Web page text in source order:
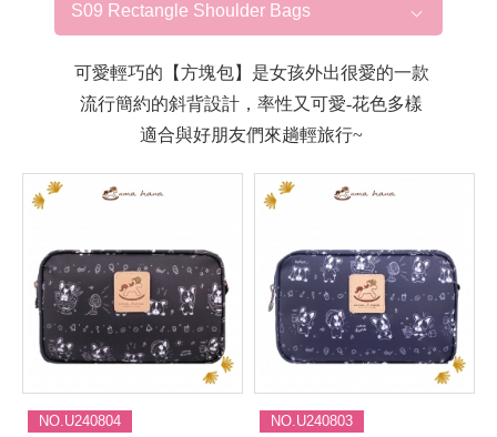
S09 Rectangle Shoulder Bags
可愛輕巧的【方塊包】是女孩外出很愛的一款
流行簡約的斜背設計，率性又可愛-花色多樣
適合與好朋友們來趟輕旅行~
NO.U240804 NO.U240803